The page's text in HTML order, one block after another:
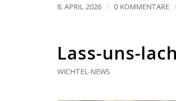
8. APRIL 2026 / 0 KOMMENTARE
Lass-uns-
WICHTEL-NEWS